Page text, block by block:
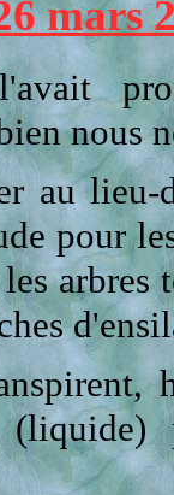
mars
nous
au
pour
arbres